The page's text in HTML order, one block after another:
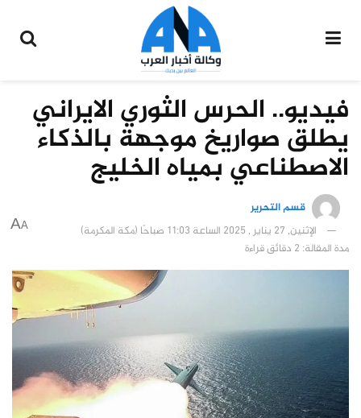
فيديو.. الحرس الثوري الايراني
يطلق صواريخ موجهة بالذكاء
الاصطناعي بمياه الخليج
قسم التحرير
الإثنين, 27 يناير , 2025 الساعة 11:03 صباحًا (مكة المكرمة)
مدة المقالة: 2 دقائق قراءة
A
A